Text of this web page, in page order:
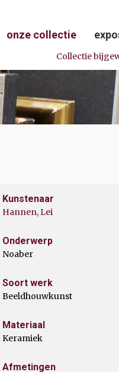
Collectie
onze collectie
Kunstenaar
Hannen, Lei
Onderwerp
Noaber
Soort werk
Beeldhouwkunst
Materiaal
Keramiek
Afmetingen